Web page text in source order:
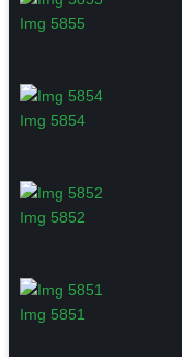
Img 5855
Img 5854
Img 5852
Img 5851